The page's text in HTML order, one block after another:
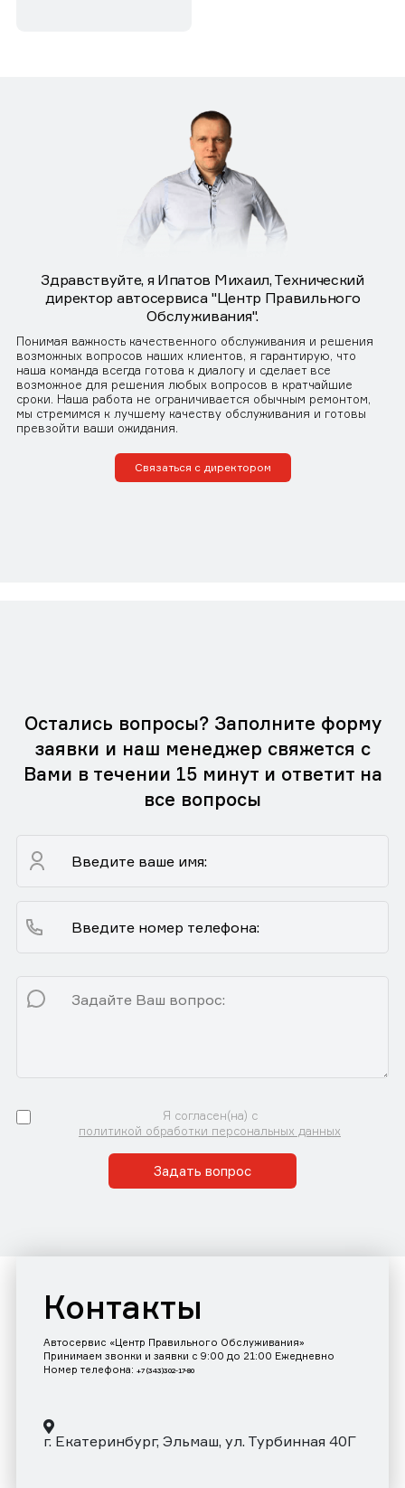
Здравствуйте, я Ипатов Михаил, Технический
директор автосервиса "Центр Правильного
Обслуживания".
Понимая важность качественного обслуживания и решения
возможных вопросов наших клиентов, я гарантирую, что
наша команда всегда готова к диалогу и сделает все
возможное для решения любых вопросов в кратчайшие
сроки. Наша работа не ограничивается обычным ремонтом,
мы стремимся к лучшему качеству обслуживания и готовы
превзойти ваши ожидания.
Связаться с директором
Остались вопросы? Заполните форму
заявки и наш менеджер свяжется с
Вами в течении 15 минут и ответит на
все вопросы
Я согласен(на) с
политикой обработки персональных данных
Задать вопрос
Контакты
Автосервис «Центр Правильного Обслуживания»
Принимаем звонки и заявки с 9:00 до 21:00 Ежедневно
Номер телефона: +7 (343)302-17-80
г. Екатеринбург, Эльмаш, ул. Турбинная 40Г